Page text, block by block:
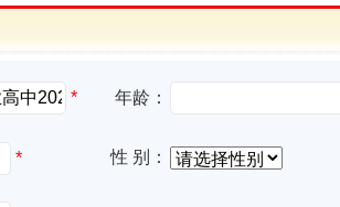
* 年龄：
*
性 别：